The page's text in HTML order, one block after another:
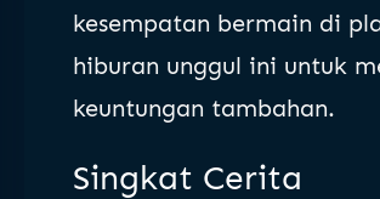
kesempatan bermain di
hiburan unggul ini untuk
keuntungan tambahan.
Singkat Cerita